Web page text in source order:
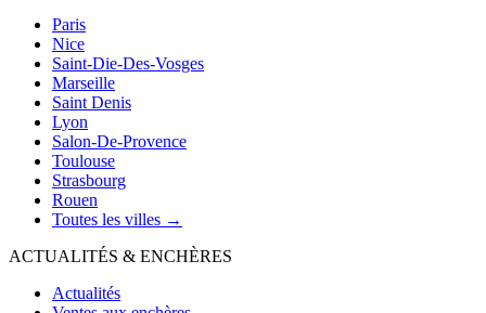
Paris
Nice
Saint-Die-Des-Vosges
Marseille
Saint Denis
Lyon
Salon-De-Provence
Toulouse
Strasbourg
Rouen
Toutes les villes →
ACTUALITÉS & ENCHÈRES
Actualités